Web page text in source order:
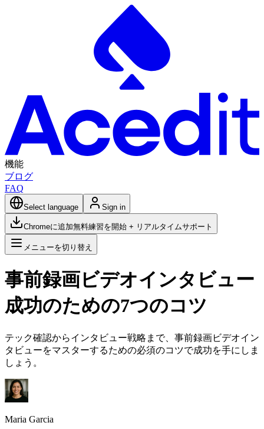
機能
ブログ
FAQ
Select language Sign in
Chromeに追加無料練習を開始 + リアルタイムサポート
メニューを切り替え
事前録画ビデオインタビュー
成功のための7つのコツ
テック確認からインタビュー戦略まで、事前録画ビデオイン
タビューをマスターするための必須のコツで成功を手にしま
しょう。
Maria Garcia